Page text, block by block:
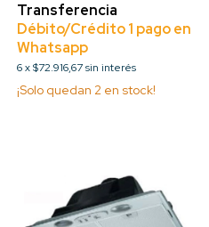
6x$72.916,67sin interés
¡Solo quedan 2 en stock!